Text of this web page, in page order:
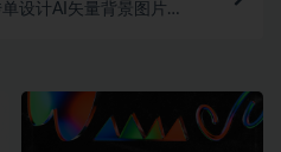
设计AI矢量背景图片素